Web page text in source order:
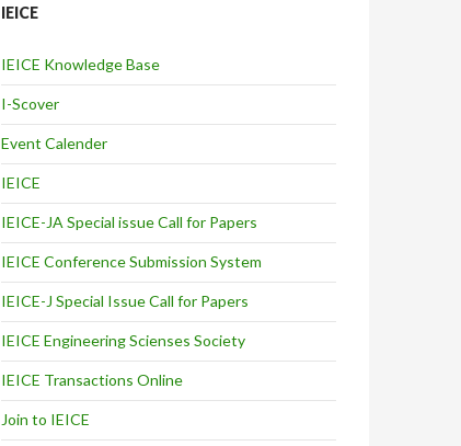
IEICE
IEICE Knowledge Base
I-Scover
Event Calender
IEICE
IEICE-JA Special issue Call for Papers
IEICE Conference Submission System
IEICE-J Special Issue Call for Papers
IEICE Engineering Scienses Society
IEICE Transactions Online
Join to IEICE